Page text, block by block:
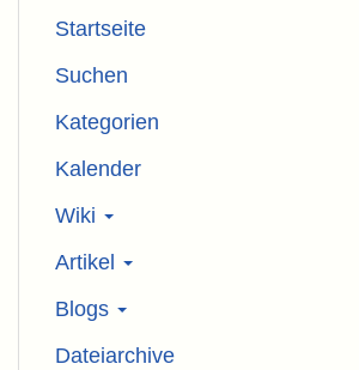
Startseite
Suchen
Kategorien
Kalender
Wiki
Artikel
Blogs
Dateiarchive